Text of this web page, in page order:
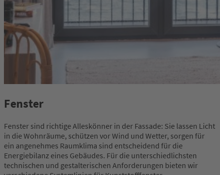
Fenster
Fenster sind richtige Alleskönner in der Fassade: Sie lassen Licht
in die Wohnräume, schützen vor Wind und Wetter, sorgen für
ein angenehmes Raumklima sind entscheidend für die
Energiebilanz eines Gebäudes. Für die unterschiedlichsten
technischen und gestalterischen Anforderungen bieten wir